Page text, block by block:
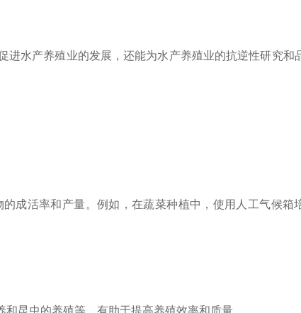
水产养殖业的发展，还能为水产养殖业的抗逆性研究和
成活率和产量。例如，在蔬菜种植中，使用人工气候箱
昆虫的养殖等，有助于提高养殖效率和质量。